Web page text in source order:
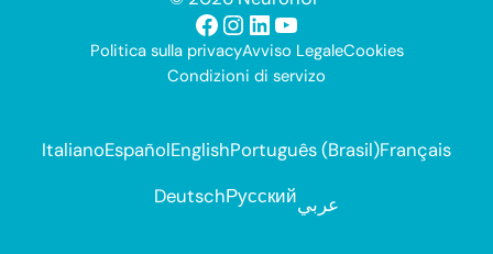
Facebook
Instagram
LinkedIn
YouTube
Politica sulla privacyAvviso LegaleCookies
Condizioni di servizo
ItalianoEspañolEnglishPortuguês (Brasil)Français
DeutschРусскийعربي